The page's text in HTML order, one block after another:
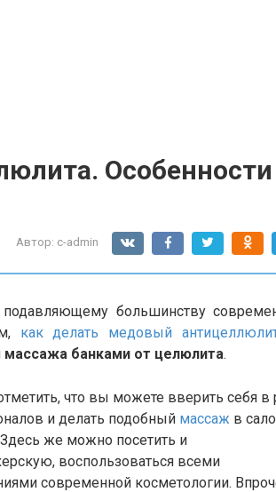
Особенности
Автор: c-admin
большинству
как делать медовый
массажа банками от целюлита.
что вы можете вверить себя в
и делать подобный массаж в
же можно посетить и
воспользоваться всеми
современной косметологии.